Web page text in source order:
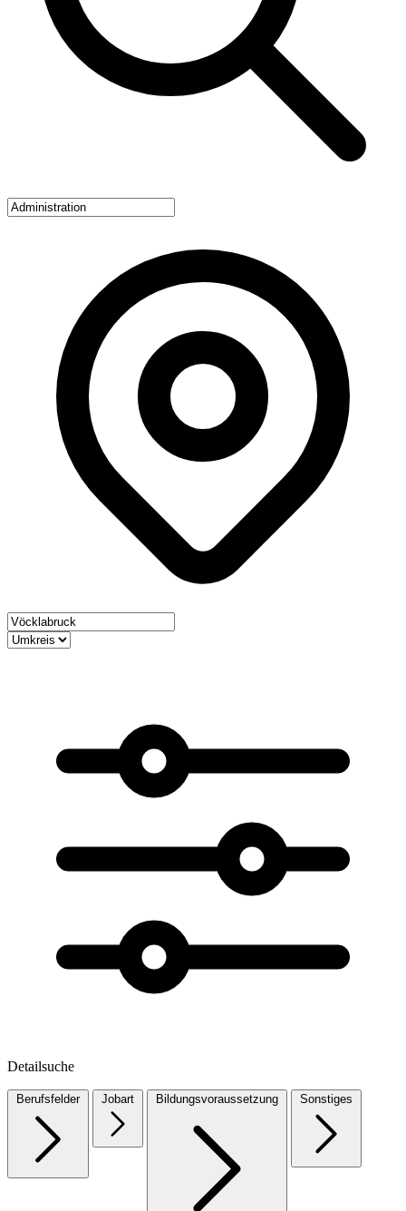
Detailsuche
Berufsfelder Jobart Bildungsvoraussetzung Sonstiges